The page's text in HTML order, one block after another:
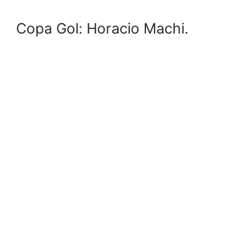
Copa Gol: Horacio Machi.